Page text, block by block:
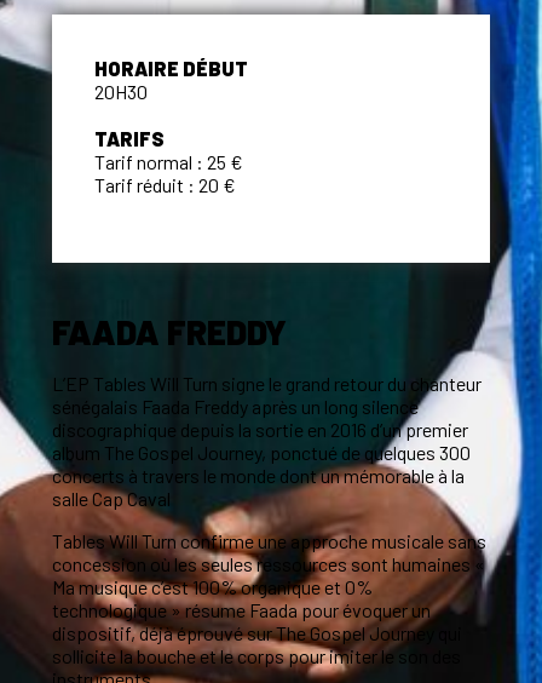
HORAIRE DÉBUT
20H30
TARIFS
Tarif normal : 25 €
Tarif réduit : 20 €
FAADA FREDDY
L’EP Tables Will Turn signe le grand retour du chanteur
sénégalais Faada Freddy après un long silence
discographique depuis la sortie en 2016 d’un premier
album The Gospel Journey, ponctué de quelques 300
concerts à travers le monde dont un mémorable à la
salle Cap Caval
Tables Will Turn confirme une approche musicale sans
concession où les seules ressources sont humaines «
Ma musique c’est 100% organique et 0%
technologique » résume Faada pour évoquer un
dispositif, déjà éprouvé sur The Gospel Journey qui
sollicite la bouche et le corps pour imiter le son des